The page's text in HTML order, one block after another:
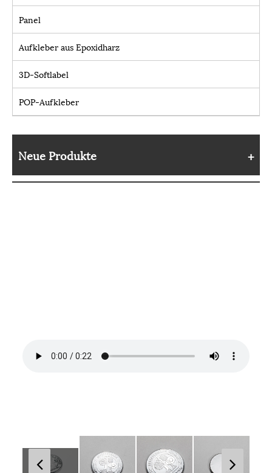
Panel
Aufkleber aus Epoxidharz
3D-Softlabel
POP-Aufkleber
Neue Produkte